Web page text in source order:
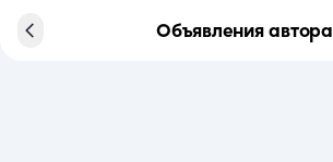
Объявления автора